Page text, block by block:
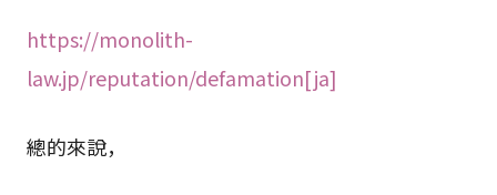
https://monolith-
law.jp/reputation/defamation[ja]
總的來說，